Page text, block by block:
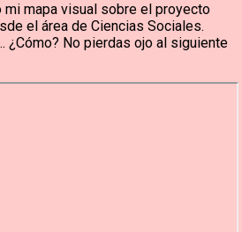
mapa visual sobre el proyecto
el área de Ciencias Sociales.
¿Cómo? No pierdas ojo al siguiente